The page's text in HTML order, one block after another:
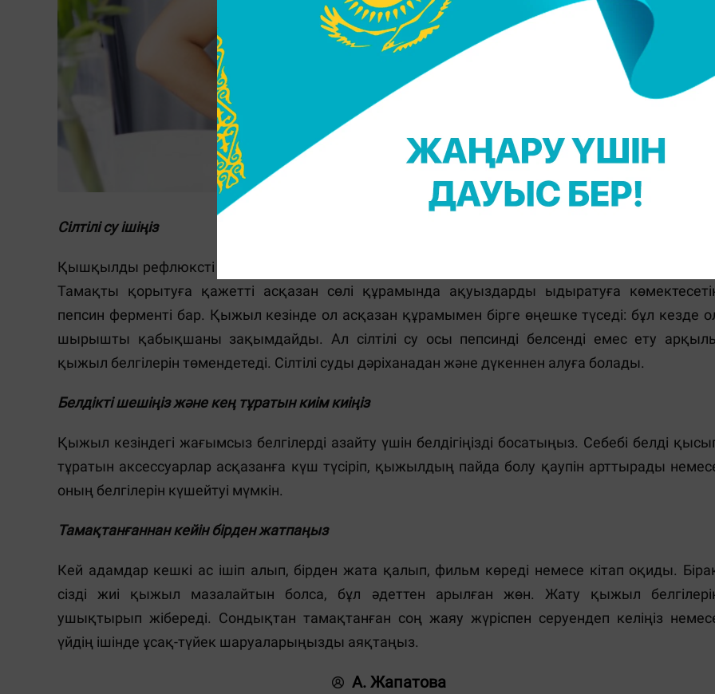
Сілтілі су ішіңіз
Қышқылды рефлюксті емдеу кезінде pH 8,8 сілтілі суы тиімді қосымша құрал болып табылады.
Тамақты қорытуға қажетті асқазан сөлі құрамында ақуыздарды ыдыратуға
пепсин ферменті бар. Қыжыл кезінде ол асқазан құрамымен бірге өңешке түседі: бұл кезде
шырышты қабықшаны зақымдайды. Ал сілтілі су осы пепсинді белсенді емес ету
қыжыл белгілерін төмендетеді. Сілтілі суды дәріханадан және дүкеннен алуға болады.
Белдікті шешіңіз және кең тұратын киім киіңіз
Қыжыл кезіндегі жағымсыз белгілерді азайту үшін белдігіңізді босатыңыз. Себебі белді
тұратын аксессуарлар асқазанға күш түсіріп, қыжылдың пайда болу қаупін арттырады
оның белгілерін күшейтуі мүмкін.
Тамақтанғаннан кейін бірден жатпаңыз
Кей адамдар кешкі ас ішіп алып, бірден жата қалып, фильм көреді немесе кітап оқиды.
сізді жиі қыжыл мазалайтын болса, бұл әдеттен арылған жөн. Жату қыжыл
ушықтырып жібереді. Сондықтан тамақтанған соң жаяу жүріспен серуендеп келіңіз
үйдің ішінде ұсақ-түйек шаруаларыңызды аяқтаңыз.
А. Жапатова